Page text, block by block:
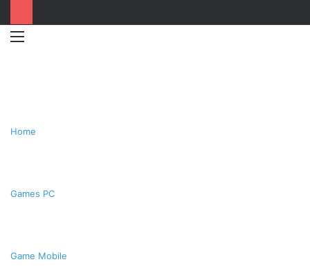
Home
Games PC
Game Mobile